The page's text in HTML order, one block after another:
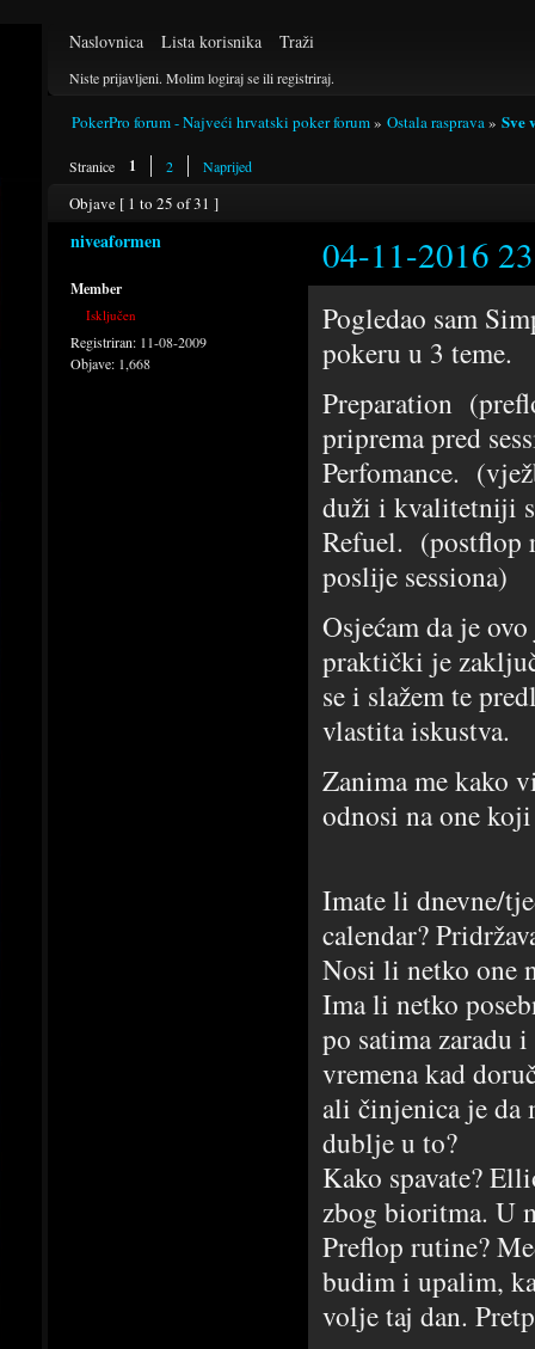
Naslovnica Lista korisnika Traži
Niste prijavljeni. Molim logiraj se ili registriraj.
PokerPro forum - Najveći hrvatski poker forum» Ostala rasprava» Sve
Stranice 1 2 Naprijed
Objave [ 1 to 25 of 31 ]
niveaformen 04-11-2016
Member
Isključen
Registriran: 11-08-2009
Objave: 1,668
Pogledao sam
pokeru u 3 teme.
Preparation
priprema pred
Perfomance.
duži i kvalitetniji
Refuel. (postflop
poslije sessiona)
Osjećam da je
praktički je
se i slažem te
vlastita iskustva.
Zanima me kako
odnosi na one
Imate li dnevne/
calendar?
Nosi li netko one
Ima li netko
po satima zaradu
vremena kad
ali činjenica je da
dublje u to?
Kako spavate?
zbog bioritma. U
Preflop rutine?
budim i upalim,
volje taj dan.